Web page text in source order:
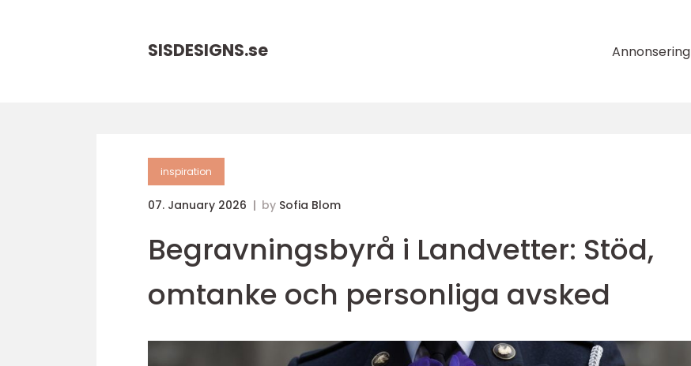
SISDESIGNS.se Annonsering
inspiration
07. January 2026 by Sofia Blom
Begravningsbyrå i Landvetter: Stöd,
omtanke och personliga avsked